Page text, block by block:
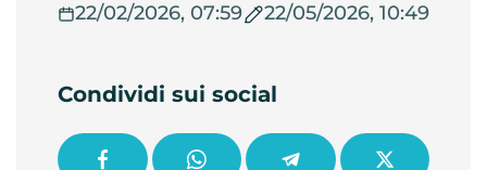
22/02/2026, 07:59
22/05/2026, 10:49
Condividi sui social